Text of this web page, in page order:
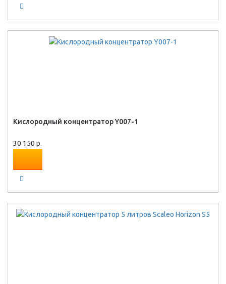
Кислородный концентратор Y007-1
30 150 р.